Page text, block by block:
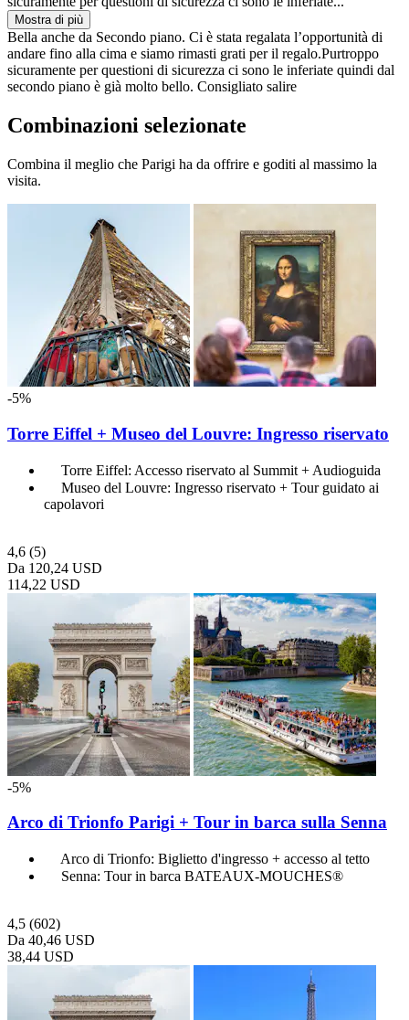
Mostra di più
Bella anche da Secondo piano. Ci è stata regalata l’opportunità di
andare fino alla cima e siamo rimasti grati per il regalo.Purtroppo
sicuramente per questioni di sicurezza ci sono le inferiate quindi dal
secondo piano è già molto bello. Consigliato salire
Combinazioni selezionate
Combina il meglio che Parigi ha da offrire e goditi al massimo la
visita.
-5%
Torre Eiffel + Museo del Louvre: Ingresso riservato
Torre Eiffel: Accesso riservato al Summit + Audioguida
Museo del Louvre: Ingresso riservato + Tour guidato ai
capolavori
4,6 (5)
Da 120,24 USD
114,22 USD
-5%
Arco di Trionfo Parigi + Tour in barca sulla Senna
Arco di Trionfo: Biglietto d'ingresso + accesso al tetto
Senna: Tour in barca BATEAUX-MOUCHES®
4,5 (602)
Da 40,46 USD
38,44 USD